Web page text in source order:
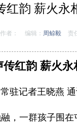
红韵 薪火永
作者： 编辑： 周鲸毅 责
红韵 薪火永
驻记者王晓燕
，一群孩子围在